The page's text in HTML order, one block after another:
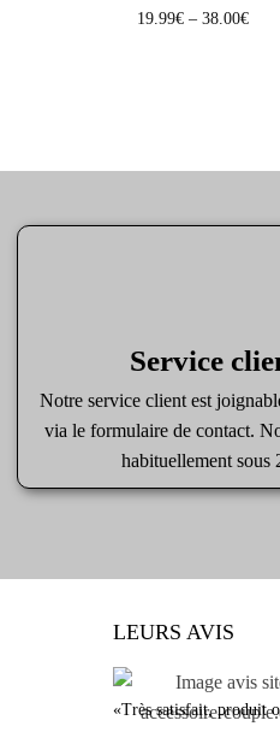
19.99€– 38.00€
Service
Notre service client est
via le formulaire de contact.
habituellement sous
LEURS AVIS
«Très satisfait, produit